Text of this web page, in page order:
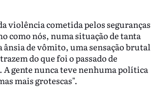
violência cometida pelos seguranças
como nós, numa situação de tanta
de vômito, uma sensação brutal
do que foi o passado de
gente nunca teve nenhuma política
mais grotescas".